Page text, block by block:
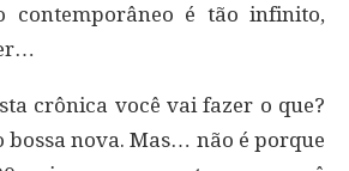
contemporâneo é tão infinito,
crônica você vai fazer o que?
bossa nova. Mas… não é porque